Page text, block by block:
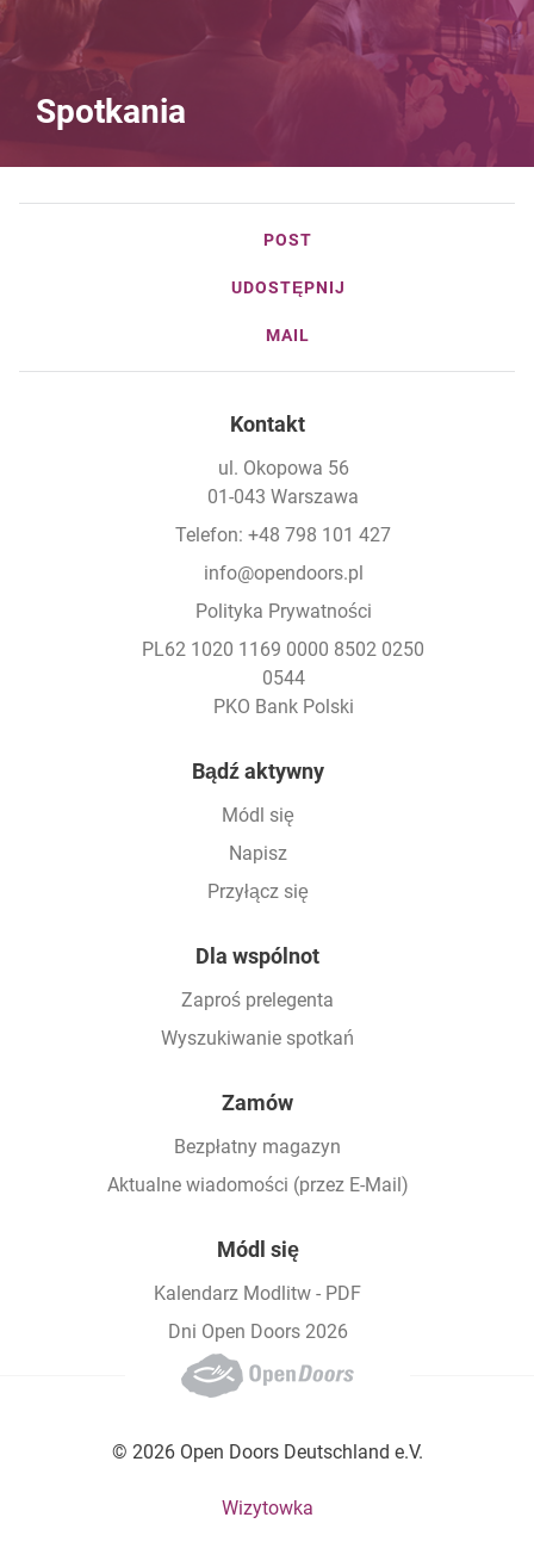
Spotkania
POST
UDOSTĘPNIJ
MAIL
Kontakt
ul. Okopowa 56
01-043 Warszawa
Telefon: +48 798 101 427
info@opendoors.pl
Polityka Prywatności
PL62 1020 1169 0000 8502 0250
0544
PKO Bank Polski
Bądź aktywny
Módl się
Napisz
Przyłącz się
Dla wspólnot
Zaproś prelegenta
Wyszukiwanie spotkań
Zamów
Bezpłatny magazyn
Aktualne wiadomości (przez E-Mail)
Módl się
Kalendarz Modlitw - PDF
Dni Open Doors 2026
© 2026 Open Doors Deutschland e.V.
Footer bottom menuWizytowka